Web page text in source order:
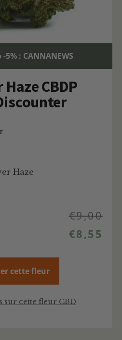
5% : CANNANEWS
CBDP
Haze
€9,00
€8,55
cette fleur
sur cette fleur CBD